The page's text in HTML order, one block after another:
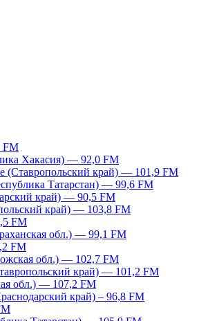
FM
Хакасия) — 92,0 FM
(Ставропольский край) — 101,9 FM
Татарстан) — 99,6 FM
край) — 90,5 FM
край) — 103,8 FM
FM
обл.) — 99,1 FM
FM
обл.) — 102,7 FM
край) — 101,2 FM
обл.) — 107,2 FM
край) – 96,8 FM